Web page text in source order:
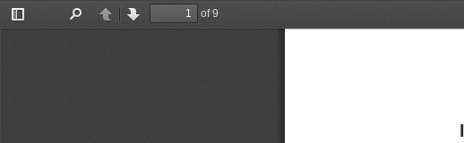
Toggle
PreviousNext
of 9